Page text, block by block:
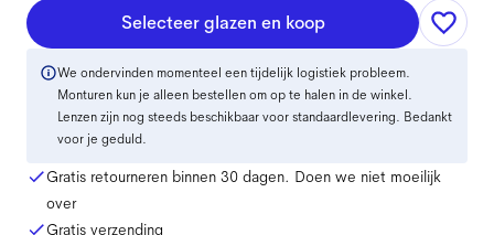
Selecteer glazen en koop
We ondervinden momenteel een tijdelijk logistiek probleem.
Monturen kun je alleen bestellen om op te halen in de winkel.
Lenzen zijn nog steeds beschikbaar voor standaardlevering. Bedankt
voor je geduld.
Gratis retourneren binnen 30 dagen. Doen we niet moeilijk
over
Gratis verzending